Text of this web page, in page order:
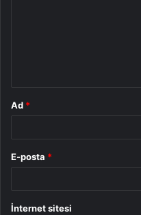
Ad *
E-posta *
İnternet sitesi